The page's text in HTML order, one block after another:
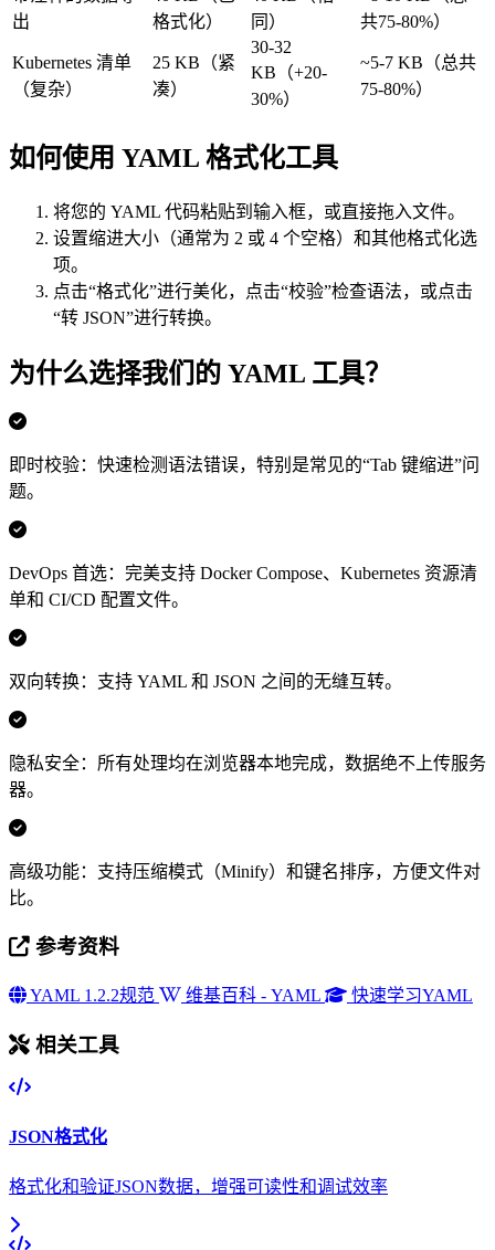
出
格式化）
同）
共75-80%）
Kubernetes 清单
（复杂）
25 KB（紧
凑）
30-32
KB（+20-
30%）
~5-7 KB（总共
75-80%）
如何使用 YAML 格式化工具
将您的 YAML 代码粘贴到输入框，或直接拖入文件。
设置缩进大小（通常为 2 或 4 个空格）和其他格式化选
项。
点击“格式化”进行美化，点击“校验”检查语法，或点击
“转 JSON”进行转换。
为什么选择我们的 YAML 工具？
即时校验：快速检测语法错误，特别是常见的“Tab 键缩进”问
题。
DevOps 首选：完美支持 Docker Compose、Kubernetes 资源清
单和 CI/CD 配置文件。
双向转换：支持 YAML 和 JSON 之间的无缝互转。
隐私安全：所有处理均在浏览器本地完成，数据绝不上传服务
器。
高级功能：支持压缩模式（Minify）和键名排序，方便文件对
比。
参考资料
YAML 1.2.2规范 维基百科 - YAML 快速学习YAML
相关工具
JSON格式化
格式化和验证JSON数据，增强可读性和调试效率